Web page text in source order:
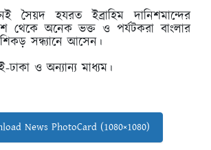
সৈয়দ হযরত ইব্রাহিম দানিশমান্দের
থেকে অনেক ভক্ত ও পর্যটকরা বাংলার
সন্ধ্যানে আসেন।
ঢাকা ও অন্যান্য মাধ্যম।
News PhotoCard (1080×1080)